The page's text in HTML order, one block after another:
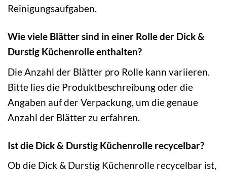
Reinigungsaufgaben.
Wie viele Blätter sind in einer Rolle der Dick &
Durstig Küchenrolle enthalten?
Die Anzahl der Blätter pro Rolle kann variieren.
Bitte lies die Produktbeschreibung oder die
Angaben auf der Verpackung, um die genaue
Anzahl der Blätter zu erfahren.
Ist die Dick & Durstig Küchenrolle recycelbar?
Ob die Dick & Durstig Küchenrolle recycelbar ist,